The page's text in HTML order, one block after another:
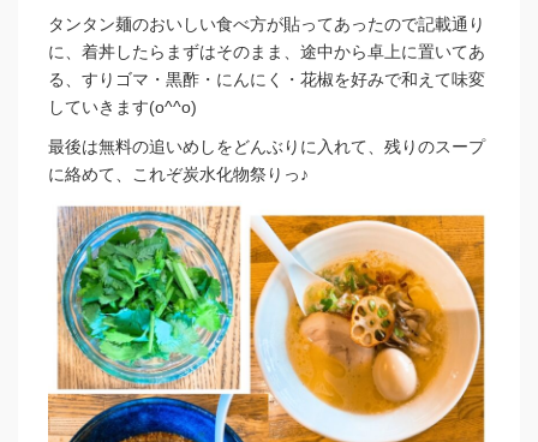
タンタン麺のおいしい食べ方が貼ってあったので記載通り
に、着丼したらまずはそのまま、途中から卓上に置いてあ
る、すりゴマ・黒酢・にんにく・花椒を好みで和えて味変
していきます(o^^o)
最後は無料の追いめしをどんぶりに入れて、残りのスープ
に絡めて、これぞ炭水化物祭りっ♪